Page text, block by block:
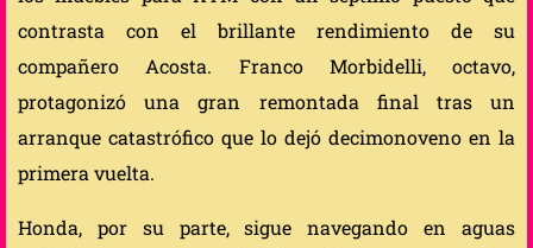
contrasta con el brillante rendimiento de su
compañero Acosta. Franco Morbidelli, octavo,
protagonizó una gran remontada final tras un
arranque catastrófico que lo dejó decimonoveno en la
primera vuelta.
Honda, por su parte, sigue navegando en aguas